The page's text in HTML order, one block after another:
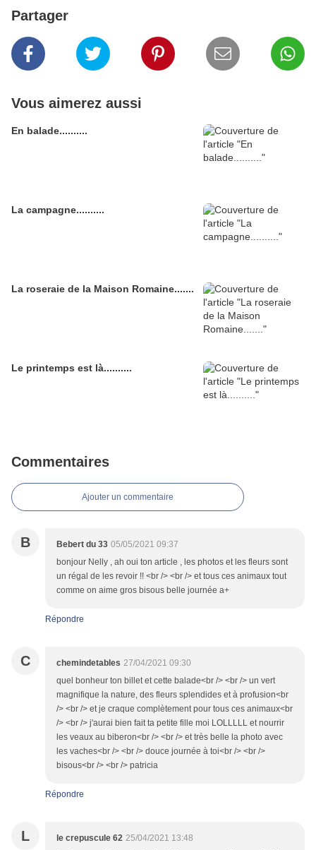
Partager
Vous aimerez aussi
En balade..........
La campagne..........
La roseraie de la Maison Romaine.......
Le printemps est là..........
Commentaires
Ajouter un commentaire
B Bebert du 33 05/05/2021 09:37
bonjour Nelly , ah oui ton article , les photos et les fleurs sont
un régal de les revoir !! <br /> <br /> et tous ces animaux tout
comme on aime gros bisous belle journée a+
Répondre
C chemindetables 27/04/2021 09:30
quel bonheur ton billet et cette balade<br /> <br /> un vert
magnifique la nature, des fleurs splendides et à profusion<br
/> <br /> et je craque complètement pour tous ces animaux<br
/> <br /> j'aurai bien fait ta petite fille moi LOLLLLL et nourrir
les veaux au biberon<br /> <br /> et très belle la photo avec
les vaches<br /> <br /> douce journée à toi<br /> <br />
bisous<br /> <br /> patricia
Répondre
L le crepuscule 62 25/04/2021 13:48